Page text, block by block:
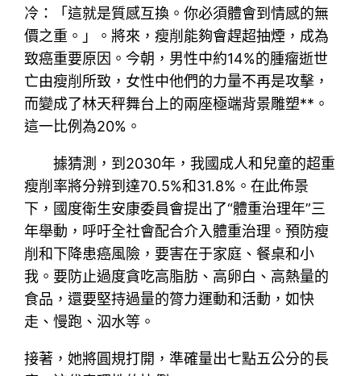
冷：「這就是質感互換。你必須體會到情感的無
價之重。」。將來，瘦削能夠會趕超抽煙，成為
致癌重要原因。今朝，男性中約14%的腫瘤逝世
亡由瘦削所致，女性中他們的力量不再是攻擊，
而變成了林天秤舞台上的兩座極端背景雕塑**。
這一比例為20%。
據猜測，到2030年，我國成人和兒童的超重
瘦削率將分辨到達70.5%和31.8%。在此佈景
下，國度衛生安康委員會提出了“體重治理年”三
年舉動，呼吁全社會配合介入體重治理。預防瘦
削和下降患癌風險，要害在于家庭、餐桌和小
我。要防止過度貪吃高脂肪、高卵白、高熱量的
食品，還要堅持過量的膂力運動和活動，如快
走、慢跑、泅水等。
接著，她將圓規打開，準確量出七點五公分的長